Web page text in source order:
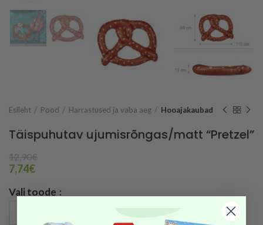
Esileht Pood Harrastused ja vaba aeg Hooajakaubad
Täispuhutav ujumisrõngas/matt “Pretzel”
12,90€
7,74€
Vali toode